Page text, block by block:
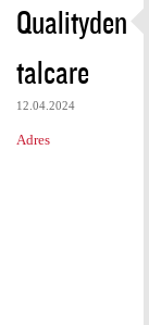
Qualityden
talcare
12.04.2024
Adres